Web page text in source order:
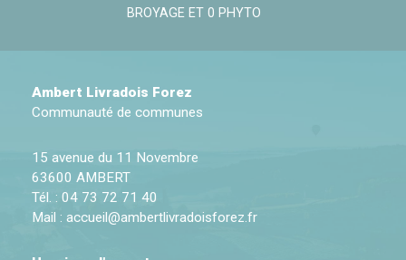
BROYAGE ET 0 PHYTO
Ambert Livradois Forez
Communauté de communes
15 avenue du 11 Novembre
63600 AMBERT
Tél. : 04 73 72 71 40
Mail : accueil@ambertlivradoisforez.fr